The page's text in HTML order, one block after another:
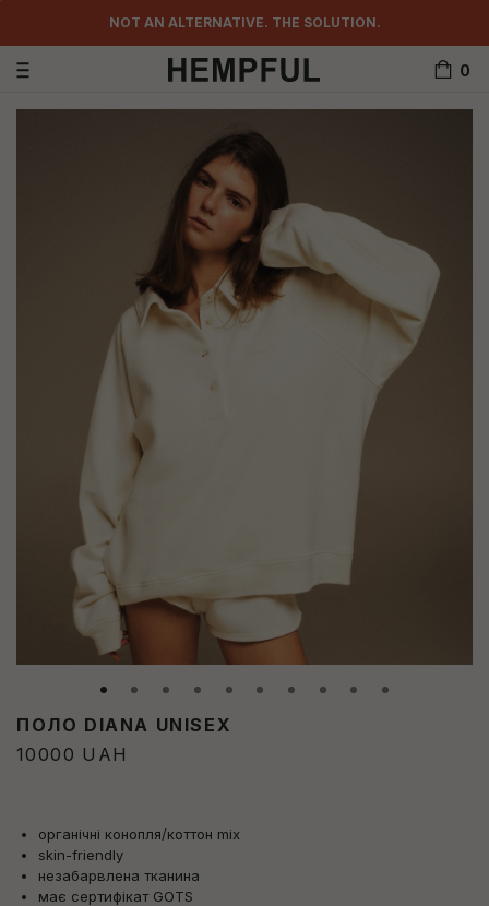
NOT AN ALTERNATIVE. THE SOLUTION.
0
ПОЛО DIANA UNISEX
10000 UAH
органічні конопля/коттон mix
skin-friendly
незабарвлена тканина
має сертифікат GOTS